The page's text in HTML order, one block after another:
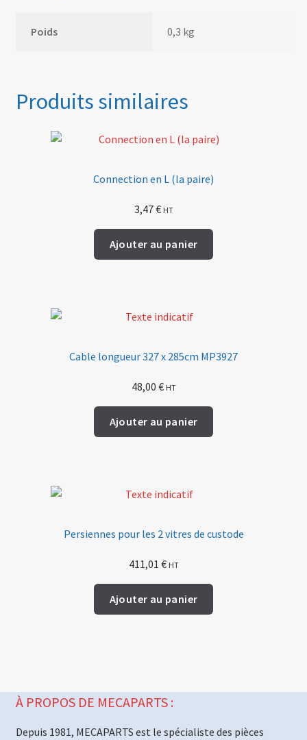
Poids 0,3 kg
Produits similaires
Connection en L (la paire)
3,47€ HT
Ajouter au panier
Cable longueur 327 x 285cm MP3927
48,00 € HT
Ajouter au panier
Persiennes pour les 2 vitres de custode
411,01 € HT
Ajouter au panier
À PROPOS DE MECAPARTS :
Depuis 1981, MECAPARTS est le spécialiste des pièces